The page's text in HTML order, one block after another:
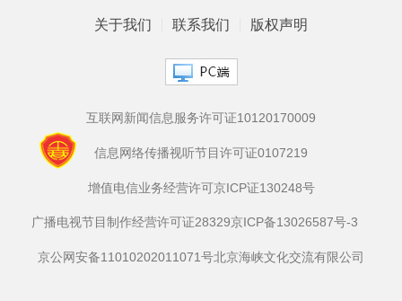
关于我们 联系我们 版权声明
互联网新闻信息服务许可证10120170009
信息网络传播视听节目许可证0107219
增值电信业务经营许可京ICP证130248号
广播电视节目制作经营许可证28329京ICP备13026587号-3
京公网安备11010202011071号北京海峡文化交流有限公司